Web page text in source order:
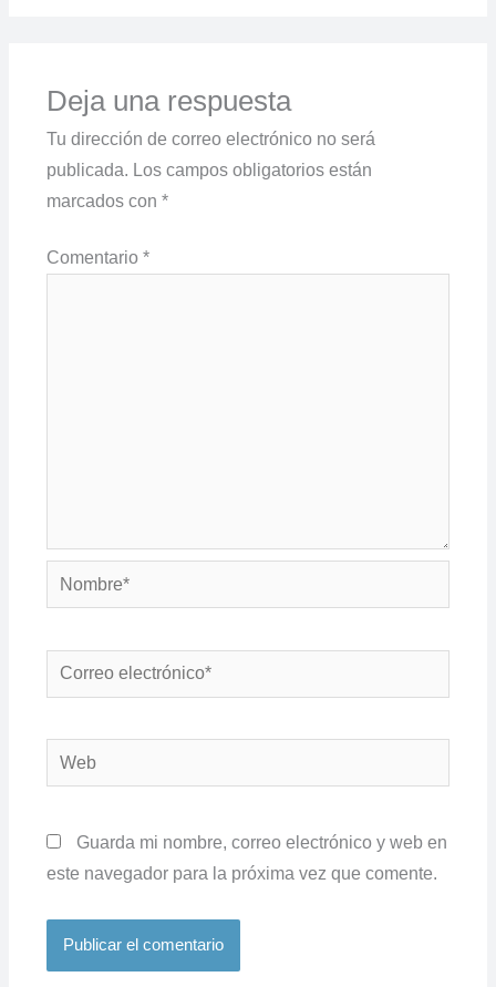
Deja una respuesta
Tu dirección de correo electrónico no será
publicada. Los campos obligatorios están
marcados con *
Comentario *
Nombre*
Correo
electrónico*
Web
Guarda mi nombre, correo electrónico y web en
este navegador para la próxima vez que comente.